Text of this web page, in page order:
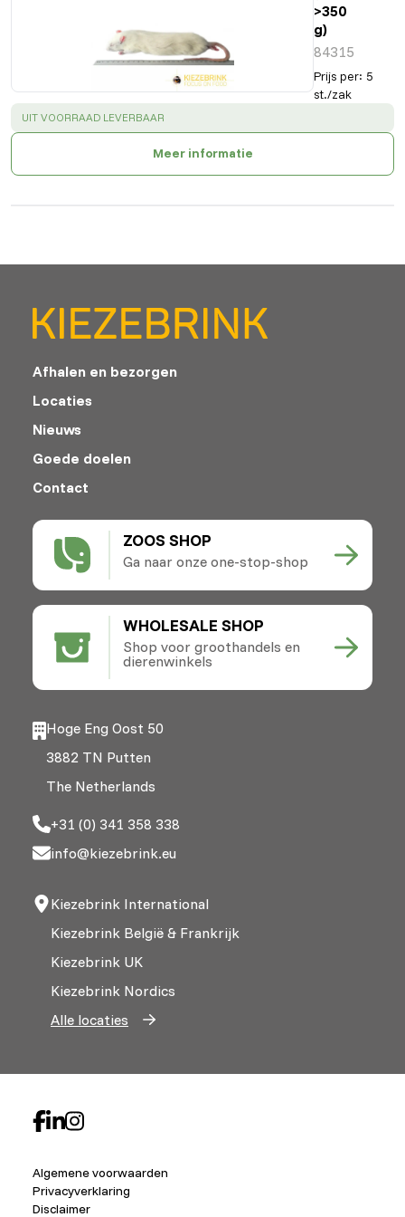
>350
g)
84315
Prijs per: 5
st./zak
SUCCESS:
UIT VOORRAAD LEVERBAAR
Meer informatie
ZOOS SHOP
Ga naar onze one-stop-shop
WHOLESALE SHOP
Shop voor groothandels en
dierenwinkels
Afhalen en bezorgen
Locaties
Nieuws
Goede doelen
Contact
Hoge Eng Oost 50
3882 TN Putten
The Netherlands
+31 (0) 341 358 338
info@kiezebrink.eu
Kiezebrink International
Kiezebrink België & Frankrijk
Kiezebrink UK
Kiezebrink Nordics
Alle locaties
Algemene voorwaarden
Privacyverklaring
Disclaimer